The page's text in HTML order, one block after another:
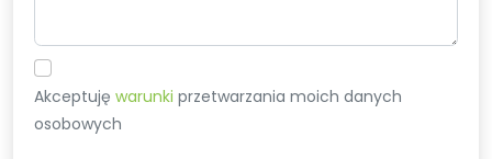
Akceptujęwarunki przetwarzania moich danych
osobowych